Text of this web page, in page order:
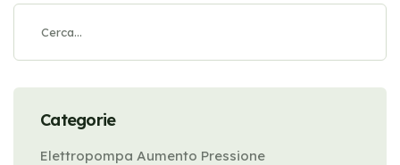
Categorie
Elettropompa Aumento Pressione